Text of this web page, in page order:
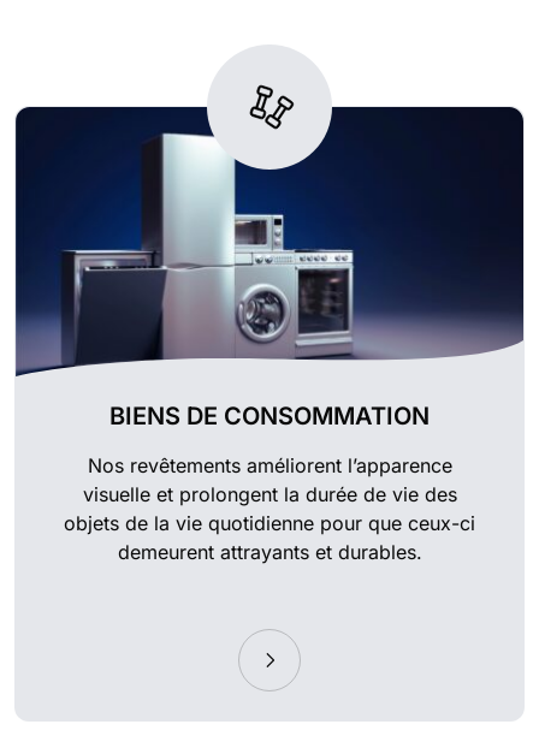
BIENS DE CONSOMMATION
Nos revêtements améliorent l’apparence
visuelle et prolongent la durée de vie des
objets de la vie quotidienne pour que ceux-ci
demeurent attrayants et durables.